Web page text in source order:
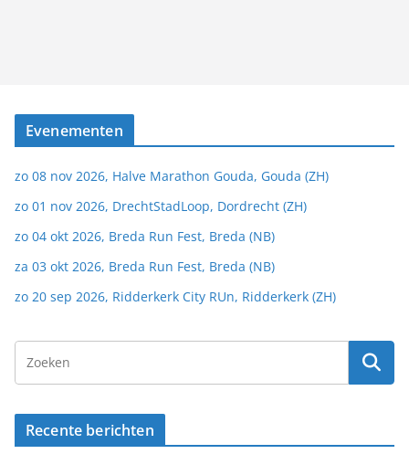
Evenementen
zo 08 nov 2026, Halve Marathon Gouda, Gouda (ZH)
zo 01 nov 2026, DrechtStadLoop, Dordrecht (ZH)
zo 04 okt 2026, Breda Run Fest, Breda (NB)
za 03 okt 2026, Breda Run Fest, Breda (NB)
zo 20 sep 2026, Ridderkerk City RUn, Ridderkerk (ZH)
Recente berichten